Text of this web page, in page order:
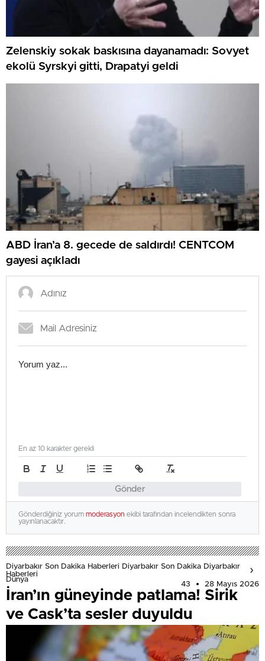
Zelenskiy sokak baskısına dayanamadı: Sovyet
ekolü Syrskyi gitti, Drapatyi geldi
ABD İran’a 8. gecede de saldırdı! CENTCOM
gayesi açıkladı
Gönder
En az 10 karakter gerekli
Gönderdiğiniz yorum moderasyon ekibi tarafından incelendikten sonra
yayınlanacaktır.
Diyarbakır Son Dakika Haberleri Diyarbakır Son Dakika Diyarbakır
Haberleri
Dünya
43 28 Mayıs 2026
İran’ın güneyinde patlama! Sirik
ve Cask’ta sesler duyuldu